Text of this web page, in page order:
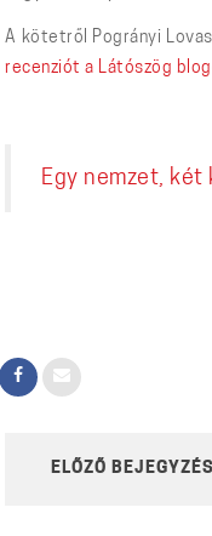
A kötetről Pogrányi
recenziót a Látószög
Egy nemzet, két
NAVIGATION
ELŐZŐ BEJEGYZÉS